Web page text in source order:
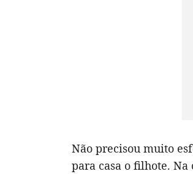
Não precisou muito
para casa o filhote. Na